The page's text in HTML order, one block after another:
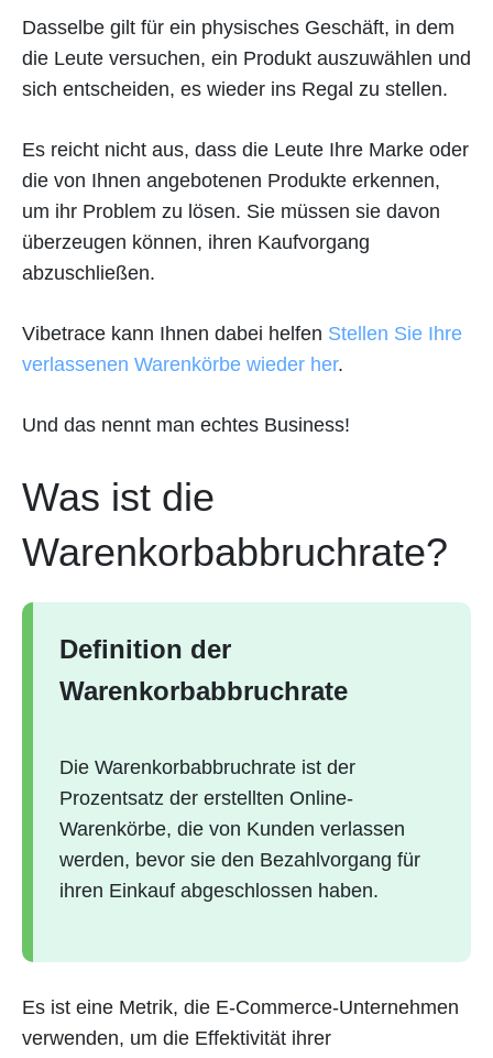
Dasselbe gilt für ein physisches Geschäft, in dem
die Leute versuchen, ein Produkt auszuwählen und
sich entscheiden, es wieder ins Regal zu stellen.
Es reicht nicht aus, dass die Leute Ihre Marke oder
die von Ihnen angebotenen Produkte erkennen,
um ihr Problem zu lösen. Sie müssen sie davon
überzeugen können, ihren Kaufvorgang
abzuschließen.
Vibetrace kann Ihnen dabei helfen Stellen Sie Ihre
verlassenen Warenkörbe wieder her.
Und das nennt man echtes Business!
Was ist die
Warenkorbabbruchrate?
Definition der
Warenkorbabbruchrate
Die Warenkorbabbruchrate ist der
Prozentsatz der erstellten Online-
Warenkörbe, die von Kunden verlassen
werden, bevor sie den Bezahlvorgang für
ihren Einkauf abgeschlossen haben.
Es ist eine Metrik, die E-Commerce-Unternehmen
verwenden, um die Effektivität ihrer